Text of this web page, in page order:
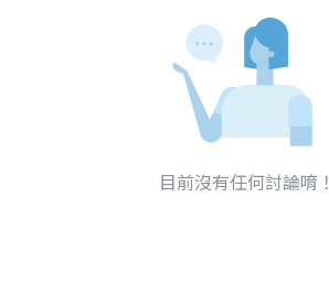
目前沒有任何討論唷！